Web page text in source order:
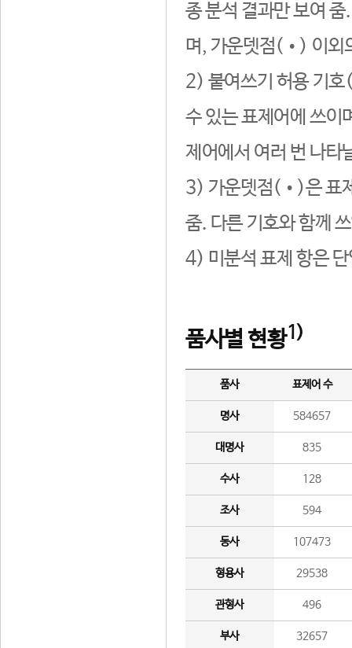
종 분석 결과만 보여
며, 가운뎃점(•) 이외
2) 붙여쓰기 허용 기호
수 있는 표제어에 쓰이
제어에서 여러 번 나타
3) 가운뎃점(•)은 표
줌. 다른 기호와 함께
4) 미분석 표제 항은
품사별 현황1)
품사 표제어 수
명사 584657
대명사 835
수사 128
조사 594
동사 107473
형용사 29538
관형사 496
부사 32657